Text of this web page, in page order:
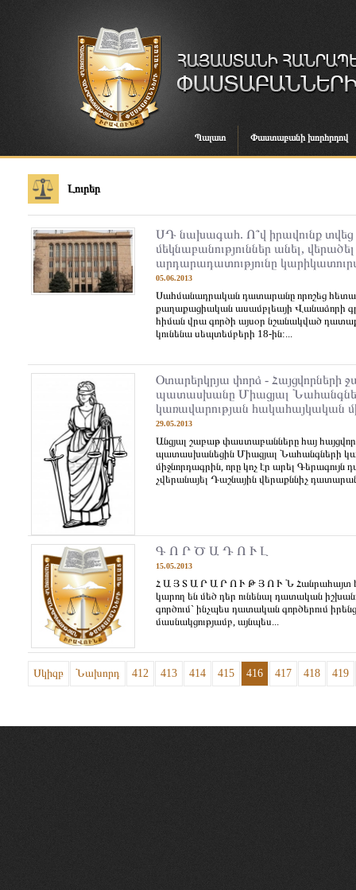
Պալատ Փաստաբանի խորհրդով
Լուրեր
ՍԴ նախագահ. Ո՞վ իրավունք տվեց
մեկնաբանություններ անել, վերածել
արդարադատությունը
05.06.2013
Սահմանադրական դատարանը որոշեց
քաղաքացիական ասամբլեայի Վանաձորի
հիման վրա գործի այսօր նշանակված
կունենա սեպտեմբերի 18-ին:...
Օտարերկրյա փորձ - Հայցվորների
պատասխանը Միացյալ
կառավարության հակահայկական
29.05.2013
Անցյալ շաբաթ փաստաբանները հայ
պատասխանեցին Միացյալ Նահանգների
միջնորդագրին, որը կոչ էր արել
չվերանայել Դաշնային վերաքննիչ
Գ Ո Ր Ծ Ա Դ Ո Ւ Լ
15.05.2013
Հ Ա Յ Տ Ա Ր Ա Ր Ո Ւ Թ Յ Ո Ւ Ն Հանրահայտ
կարող են մեծ դեր ունենալ դատական
գործում` ինչպես դատական գործերում
մասնակցությամբ, այնպես...
Սկիզբ Նախորդ 412 413 414 415 416 417 418 419